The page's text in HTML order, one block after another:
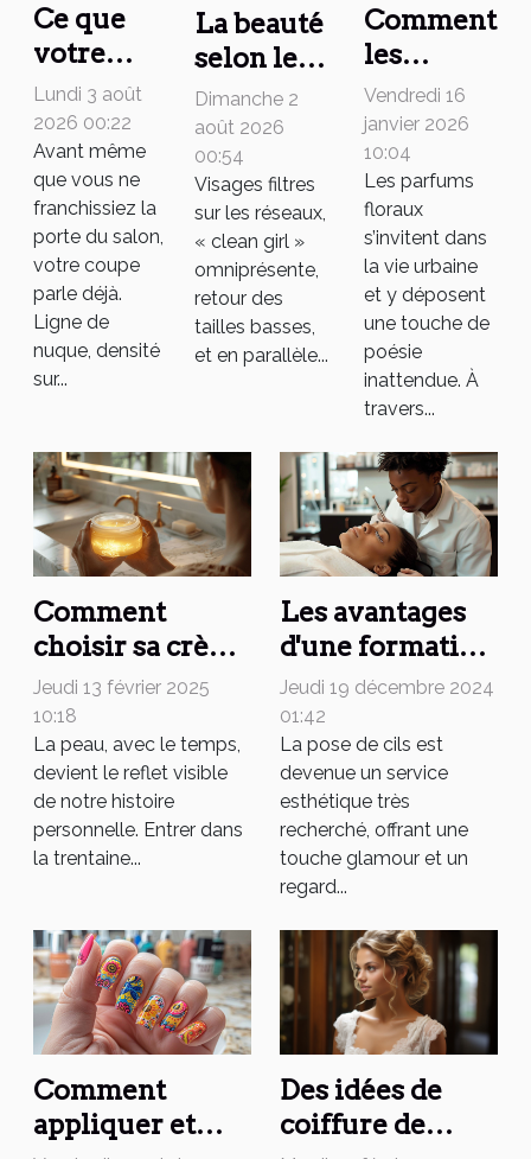
Ce que
votre
coupe de
cheveux
dit à
votre
coiffeur
avant
même
votre
rendez-
Lundi 3 août
2026 00:22
Avant même
que vous ne
franchissiez la
porte du salon,
votre coupe
parle déjà.
Ligne de
nuque, densité
sur...
La beauté
selon les
époques :
codes,
mythes et
influences
mode
Dimanche 2
août 2026
00:54
Visages filtres
sur les réseaux,
« clean girl »
omniprésente,
retour des
tailles basses,
et en parallèle...
Comment
les
parfums
floraux
captent-
ils
l'essence
des villes
modernes
?
Vendredi 16
janvier 2026
10:04
Les parfums
floraux
s’invitent dans
la vie urbaine
et y déposent
une touche de
poésie
inattendue. À
travers...
Comment
choisir sa crème
anti-âge dans la
trentaine pour
une peau
éclatante
Jeudi 13 février 2025
10:18
La peau, avec le temps,
devient le reflet visible
de notre histoire
personnelle. Entrer dans
la trentaine...
Les avantages
d'une formation
certifiante en
pose de cils
pour votre
carrière
Jeudi 19 décembre 2024
01:42
La pose de cils est
devenue un service
esthétique très
recherché, offrant une
touche glamour et un
regard...
Comment
appliquer et
Des idées de
coiffure de